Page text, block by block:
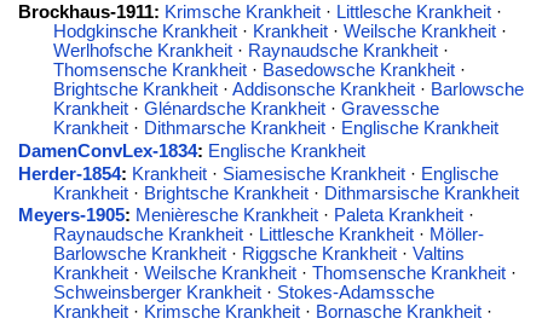
Brockhaus-1911: Krimsche Krankheit· Littlesche Krankheit·
Hodgkinsche Krankheit· Krankheit· Weilsche Krankheit·
Werlhofsche Krankheit· Raynaudsche Krankheit·
Thomsensche Krankheit· Basedowsche Krankheit·
Brightsche Krankheit· Addisonsche Krankheit· Barlowsche
Krankheit· Glénardsche Krankheit· Gravessche
Krankheit· Dithmarsche Krankheit· Englische Krankheit
DamenConvLex-1834: Englische Krankheit
Herder-1854: Krankheit· Siamesische Krankheit· Englische
Krankheit· Brightsche Krankheit· Dithmarsische Krankheit
Meyers-1905: Menièresche Krankheit· Paleta Krankheit·
Raynaudsche Krankheit· Littlesche Krankheit· Möller-
Barlowsche Krankheit· Riggsche Krankheit· Valtins
Krankheit· Weilsche Krankheit· Thomsensche Krankheit·
Schweinsberger Krankheit· Stokes-Adamssche
Krankheit· Krimsche Krankheit· Bornasche Krankheit·